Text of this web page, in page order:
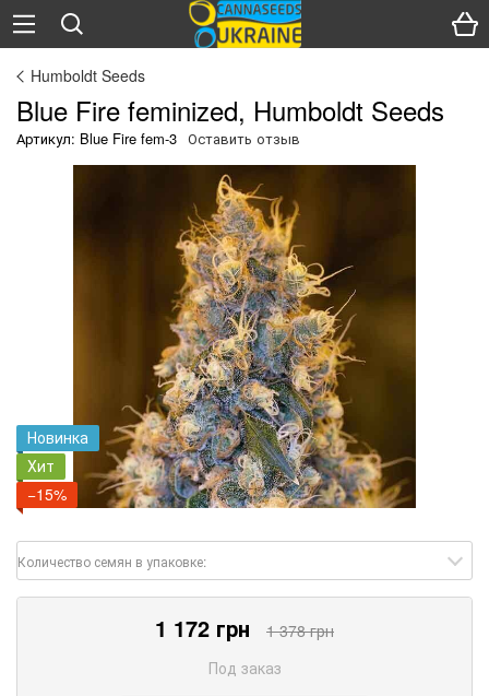
Humboldt Seeds
Blue Fire feminized, Humboldt Seeds
Артикул: Blue Fire fem-3 Оставить отзыв
Новинка
Хит
−15%
Количество семян в упаковке:
1 172 грн
1 378 грн
Под заказ